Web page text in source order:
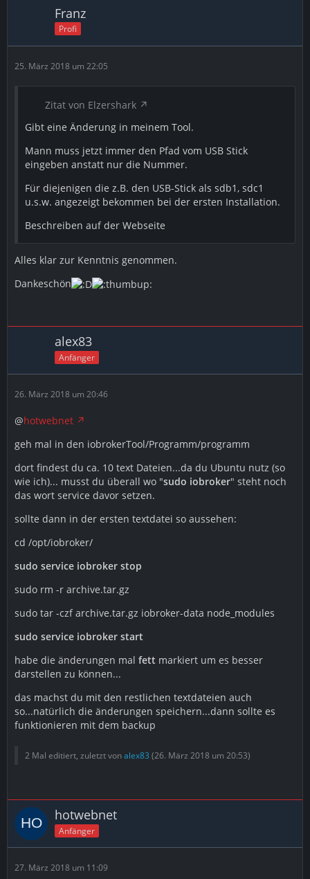
Franz
Profi
25. März 2018 um 22:05
Zitat von Elzershark
Gibt eine Änderung in meinem Tool.
Mann muss jetzt immer den Pfad vom USB Stick
eingeben anstatt nur die Nummer.
Für diejenigen die z.B. den USB-Stick als sdb1, sdc1
u.s.w. angezeigt bekommen bei der ersten Installation.
Beschreiben auf der Webseite
Alles klar zur Kenntnis genommen.
Dankeschön
alex83
Anfänger
26. März 2018 um 20:46
@hotwebnet
geh mal in den iobrokerTool/Programm/programm
dort findest du ca. 10 text Dateien...da du Ubuntu nutz (so
wie ich)... musst du überall wo "sudo iobroker" steht noch
das wort service davor setzen.
sollte dann in der ersten textdatei so aussehen:
cd /opt/iobroker/
sudo service iobroker stop
sudo rm -r archive.tar.gz
sudo tar -czf archive.tar.gz iobroker-data node_modules
sudo service iobroker start
habe die änderungen mal fett markiert um es besser
darstellen zu können...
das machst du mit den restlichen textdateien auch
so...natürlich die änderungen speichern...dann sollte es
funktionieren mit dem backup
2 Mal editiert, zuletzt vonalex83 (26. März 2018 um 20:53)
hotwebnet
Anfänger
27. März 2018 um 11:09